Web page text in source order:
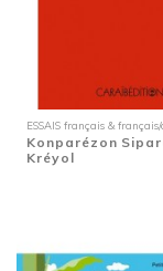
ESSAIS français & français/
Konparézon
Kréyol